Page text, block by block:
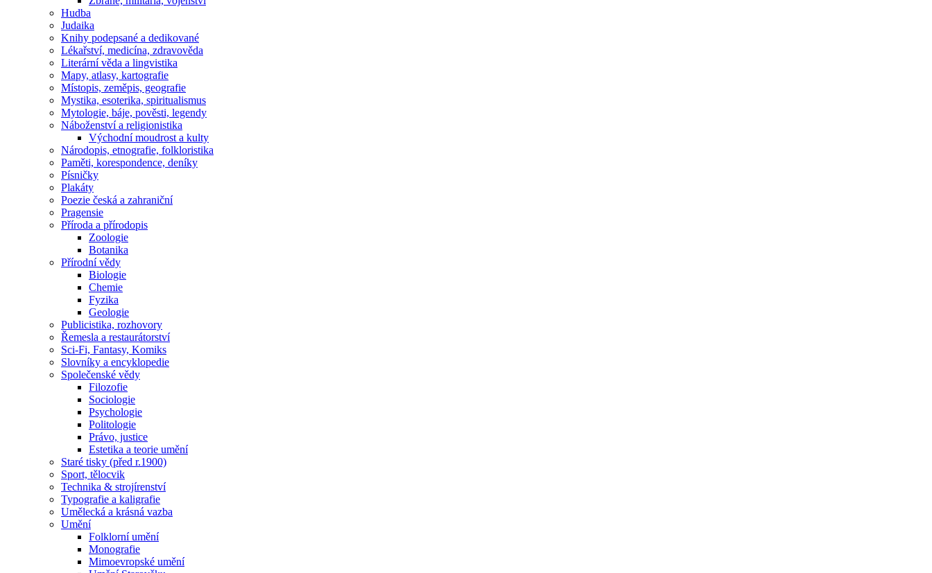
Hudba
Judaika
Knihy podepsané a dedikované
Lékařství, medicína, zdravověda
Literární věda a lingvistika
Mapy, atlasy, kartografie
Místopis, zeměpis, geografie
Mystika, esoterika, spiritualismus
Mytologie, báje, pověsti, legendy
Náboženství a religionistika
Východní moudrost a kulty
Národopis, etnografie, folkloristika
Paměti, korespondence, deníky
Písničky
Plakáty
Poezie česká a zahraniční
Pragensie
Příroda a přírodopis
Zoologie
Botanika
Přírodní vědy
Biologie
Chemie
Fyzika
Geologie
Publicistika, rozhovory
Řemesla a restaurátorství
Sci-Fi, Fantasy, Komiks
Slovníky a encyklopedie
Společenské vědy
Filozofie
Sociologie
Psychologie
Politologie
Právo, justice
Estetika a teorie umění
Staré tisky (před r.1900)
Sport, tělocvik
Technika & strojírenství
Typografie a kaligrafie
Umělecká a krásná vazba
Umění
Folklorní umění
Monografie
Mimoevropské umění